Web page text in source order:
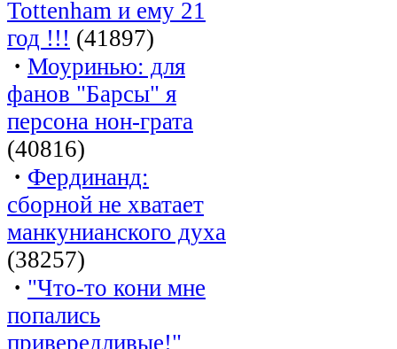
Tottenham и ему 21
год !!! (41897)
· Моуринью: для
фанов "Барсы" я
персона нон-грата
(40816)
· Фердинанд:
сборной не хватает
манкунианского духа
(38257)
· "Что-то кони мне
попались
привередливые!"